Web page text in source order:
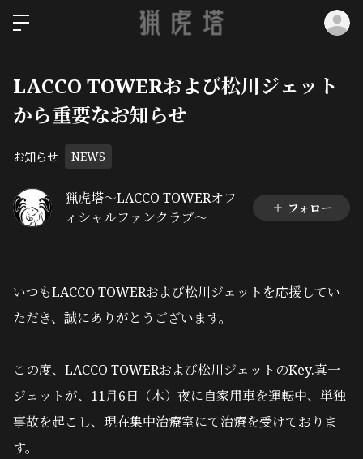
LACCO TOWERおよび松川ジェット
から重要なお知らせ
お知らせ NEWS
猟虎塔～LACCO TOWERオフ
ィシャルファンクラブ～
フォロー
いつもLACCO TOWERおよび松川ジェットを応援してい
ただき、誠にありがとうございます。
この度、LACCO TOWERおよび松川ジェットのKey.真一
ジェットが、11月6日（木）夜に自家用車を運転中、単独
事故を起こし、現在集中治療室にて治療を受けておりま
す。